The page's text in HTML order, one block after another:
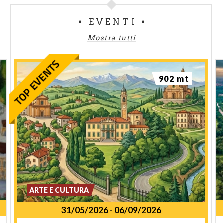
EVENTI
Mostra tutti
31/05/2026- 06/09/2026
ARTE E CULTURA
902 mt